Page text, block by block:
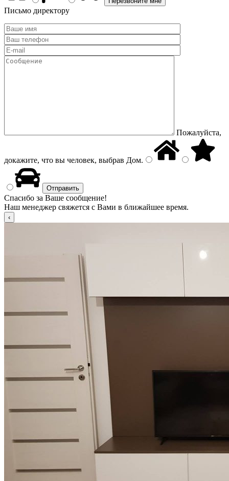
Письмо директору
Пожалуйста,
докажите, что вы человек, выбрав Дом.
Спасибо за Ваше сообщение!
Наш менеджер свяжется с Вами в ближайшее время.